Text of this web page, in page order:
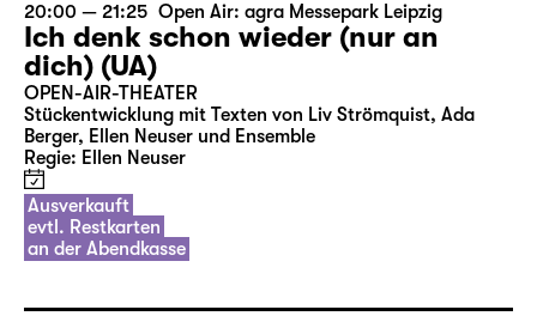
20:00 — 21:25 Open Air: agra Messepark Leipzig
Ich denk schon wieder (nur an
dich) (UA)
OPEN-AIR-THEATER
Stückentwicklung mit Texten von Liv Strömquist, Ada
Berger, Ellen Neuser und Ensemble
Regie: Ellen Neuser
Ausverkauft
evtl. Restkarten
an der Abendkasse